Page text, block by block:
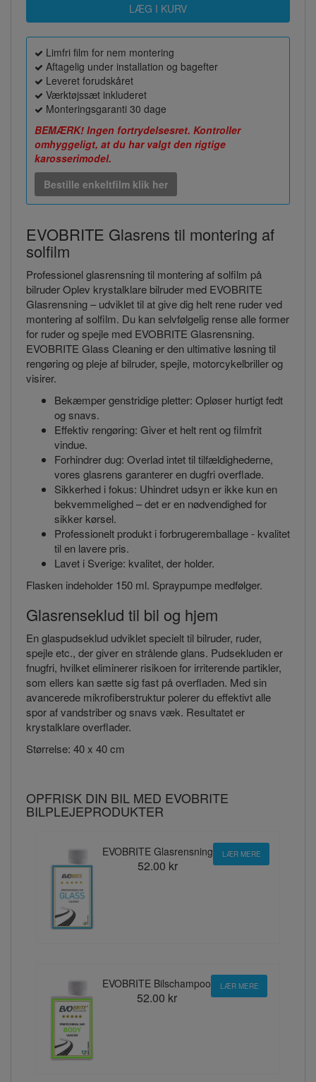
Limfri film for nem montering
Aftagelig under installation og bagefter
Leveret forudskåret
Værktøjssæt inkluderet
Monteringsgaranti 30 dage
BEMÆRK! Ingen fortrydelsesret. Kontroller
omhyggeligt, at du har valgt den rigtige
karosserimodel.
Bestille enkeltfilm klik her
EVOBRITE Glasrens til montering af
solfilm
Professionel glasrensning til montering af solfilm på
bilruder Oplev krystalklare bilruder med EVOBRITE
Glasrensning – udviklet til at give dig helt rene ruder ved
montering af solfilm. Du kan selvfølgelig rense alle former
for ruder og spejle med EVOBRITE Glasrensning.
EVOBRITE Glass Cleaning er den ultimative løsning til
rengøring og pleje af bilruder, spejle, motorcykelbriller og
visirer.
Bekæmper genstridige pletter: Opløser hurtigt fedt
og snavs.
Effektiv rengøring: Giver et helt rent og filmfrit
vindue.
Forhindrer dug: Overlad intet til tilfældighederne,
vores glasrens garanterer en dugfri overflade.
Sikkerhed i fokus: Uhindret udsyn er ikke kun en
bekvemmelighed – det er en nødvendighed for
sikker kørsel.
Professionelt produkt i forbrugeremballage - kvalitet
til en lavere pris.
Lavet i Sverige: kvalitet, der holder.
Flasken indeholder 150 ml. Spraypumpe medfølger.
Glasrenseklud til bil og hjem
En glaspudseklud udviklet specielt til bilruder, ruder,
spejle etc., der giver en strålende glans. Pudsekluden er
fnugfri, hvilket eliminerer risikoen for irriterende partikler,
som ellers kan sætte sig fast på overfladen. Med sin
avancerede mikrofiberstruktur polerer du effektivt alle
spor af vandstriber og snavs væk. Resultatet er
krystalklare overflader.
Størrelse: 40 x 40 cm
OPFRISK DIN BIL MED EVOBRITE
BILPLEJEPRODUKTER
EVOBRITE Glasrensning
52.00 kr
LÆR MERE
EVOBRITE Bilschampoo
52.00 kr
LÆR MERE